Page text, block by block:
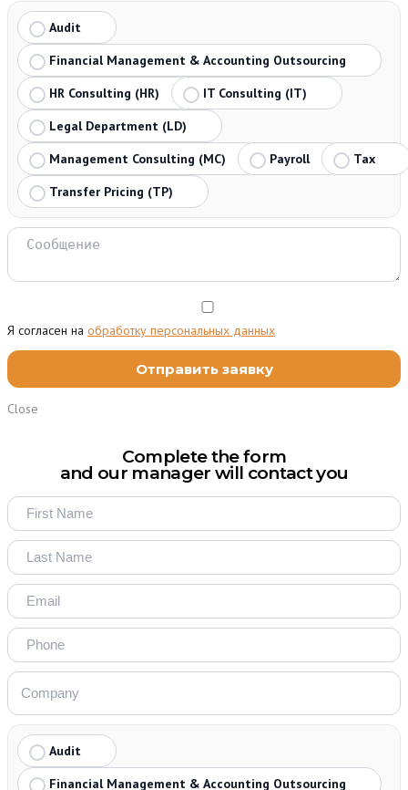
Audit
Financial Management & Accounting Outsourcing
HR Consulting (HR)
IT Consulting (IT)
Legal Department (LD)
Management Consulting (MC)
Payroll
Tax
Transfer Pricing (TP)
Я согласен на обработку персональных данных
Close
Complete the form
and our manager will contact you
Audit
Financial Management & Accounting Outsourcing